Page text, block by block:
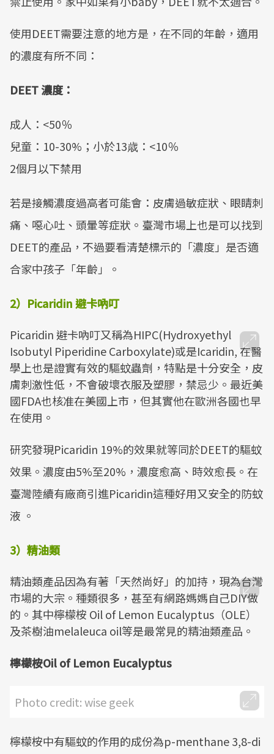
使用DEET需要注意的地方是，在不同的年齡，適用
的濃度有所不同：
DEET 濃度：
成人：<50％
兒童：10-30%；小於13歳：<10％
2個月以下禁用
若是接觸濃度過高者可能會：皮膚過敏症狀、眼睛刺
痛、噁心吐、頭暈等症狀。臺灣市場上也是可以找到
DEET的產品，不過要看清楚標示的「濃度」是否適
合家中孩子「年齡」。
2）Picaridin 避卡吶叮
Picaridin 避卡吶叮又稱為HIPC(Hydroxyethyl
Isobutyl Piperidine Carboxylate)或是Icaridin, 在醫
學上也是證實有效的驅蚊蟲劑，特點是十分安全，皮
膚刺激性低，不會破壞衣服及塑膠，禁忌少。最近美
國FDA也核准在美國上市，但其實他在歐洲各國也早
在使用。
研究發現Picaridin 19%的效果就等同於DEET的驅蚊
效果。濃度由5%至20%，濃度愈高、時效愈長。在
臺灣陸續有廠商引進Picaridin這種好用又安全的防蚊
液 。
3）精油類
精油類產品因為有著「天然尚好」的加持，現為台灣
市場的大宗。種類很多，甚至有網路媽媽自己DIY做
的。其中檸檬桉 Oil of Lemon Eucalyptus（OLE）
及茶樹油melaleuca oil等是最常見的精油類產品。
檸檬桉Oil of Lemon Eucalyptus
Photo credit: wise geek
檸檬桉中有驅蚊的作用的成份為p-menthane 3,8-di